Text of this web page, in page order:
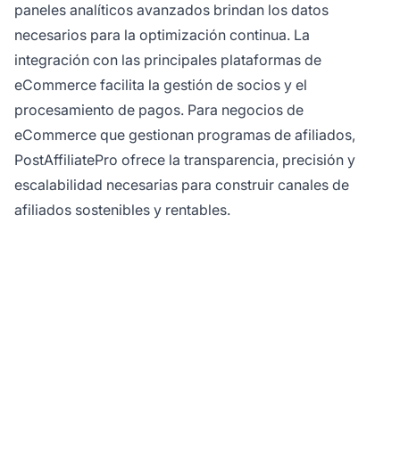
paneles analíticos avanzados brindan los datos
necesarios para la optimización continua. La
integración con las principales plataformas de
eCommerce facilita la gestión de socios y el
procesamiento de pagos. Para negocios de
eCommerce que gestionan programas de afiliados,
PostAffiliatePro ofrece la transparencia, precisión y
escalabilidad necesarias para construir canales de
afiliados sostenibles y rentables.